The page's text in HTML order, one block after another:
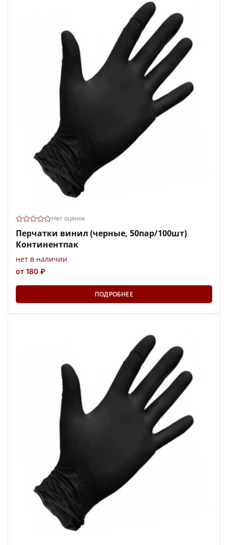
Нет оценок
Перчатки винил (черные, 50пар/100шт)
Континентпак
нет в наличии
от 180 ₽
ПОДРОБНЕЕ